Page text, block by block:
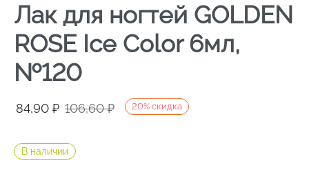
Лак для ногтей GOLDEN
ROSE Ice Color 6мл,
№120
20% скидка
106,60₽
Первоначальная
составляла
84,90 ₽
Текущая
84,90 ₽.
В наличии